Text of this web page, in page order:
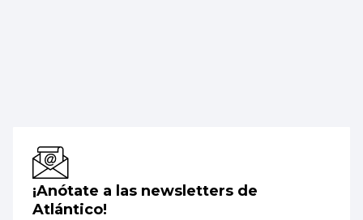
¡Anótate a las newsletters de
Atlántico!